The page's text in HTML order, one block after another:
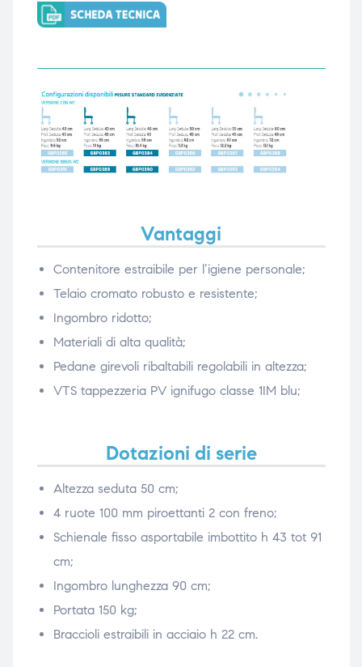
Vantaggi
Contenitore estraibile per l’igiene personale;
Telaio cromato robusto e resistente;
Ingombro ridotto;
Materiali di alta qualità;
Pedane girevoli ribaltabili regolabili in altezza;
VTS tappezzeria PV ignifugo classe 1IM blu;
Dotazioni di serie
Altezza seduta 50 cm;
4 ruote 100 mm piroettanti 2 con freno;
Schienale fisso asportabile imbottito h 43 tot 91
cm;
Ingombro lunghezza 90 cm;
Portata 150 kg;
Braccioli estraibili in acciaio h 22 cm.